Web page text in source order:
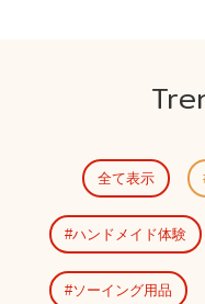
全て表示
ハンドメイド体験
ソーイング用品